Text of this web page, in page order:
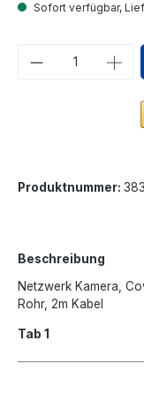
Sofort verfügbar,
Produkt
Produktnummer:
Beschreibung
Netzwerk Kamera,
Rohr, 2m Kabel
Tab 1